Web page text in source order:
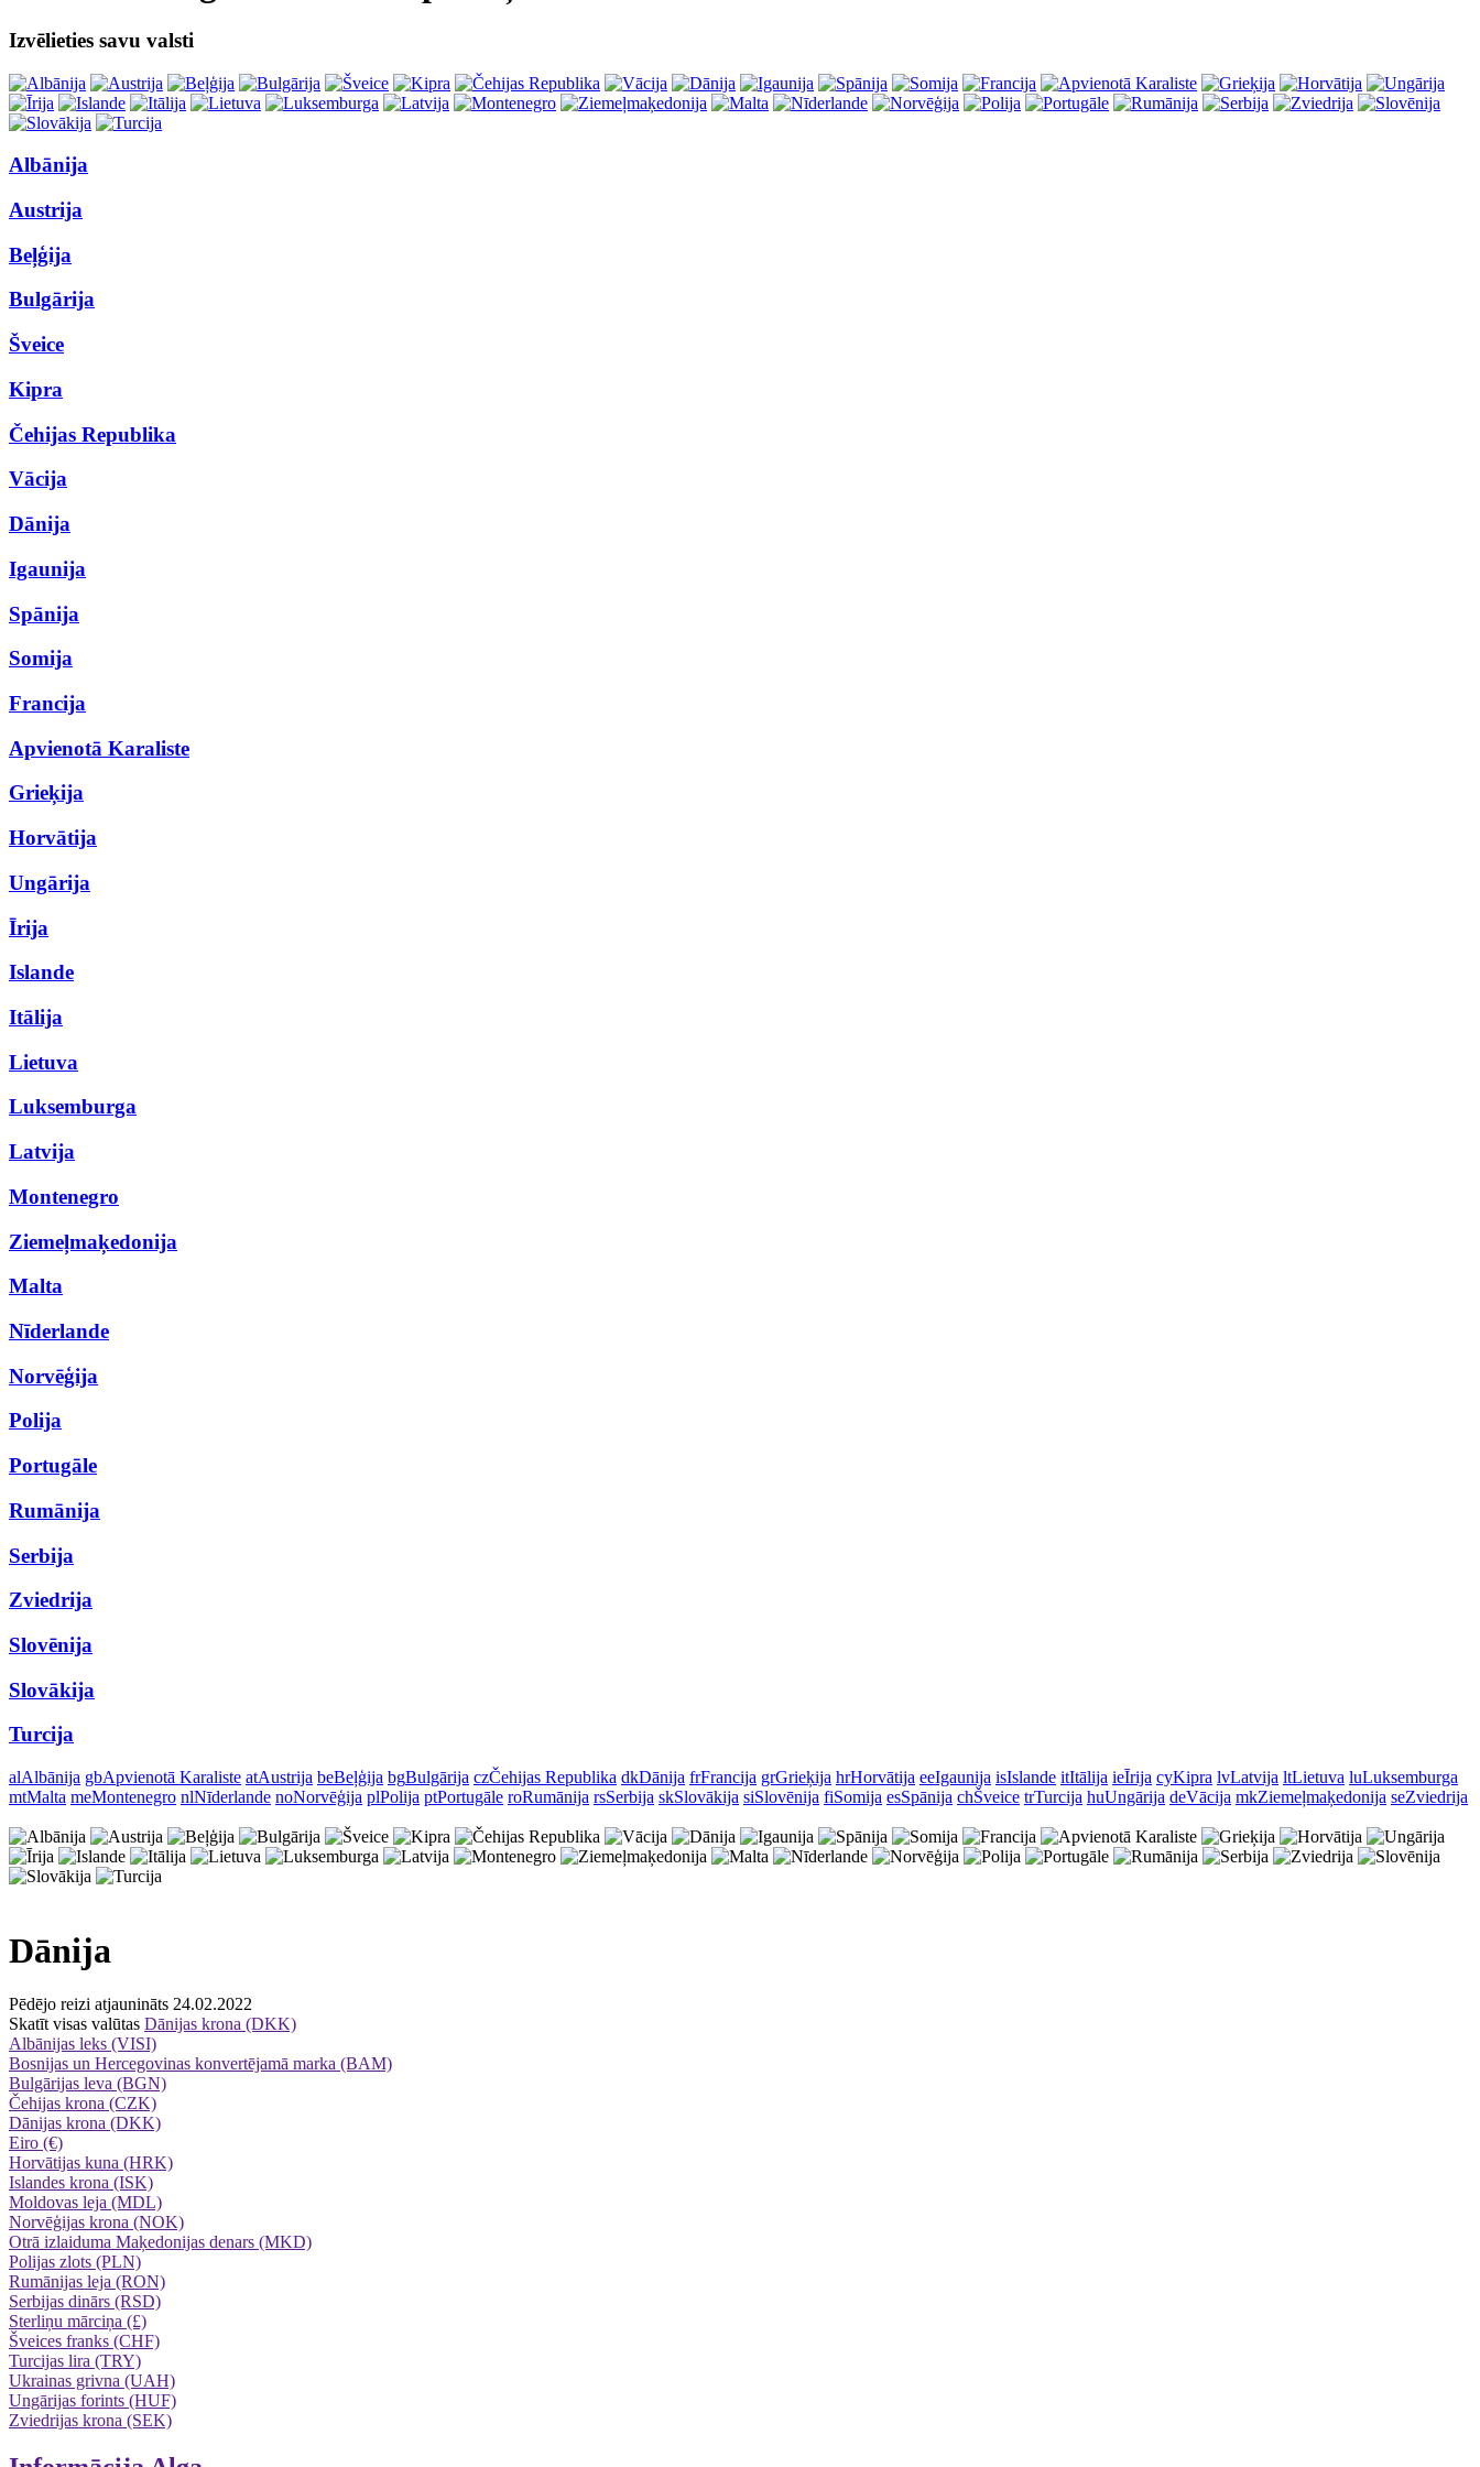
Izvēlieties savu valsti
Albānija
Austrija
Beļģija
Bulgārija
Šveice
Kipra
Čehijas Republika
Vācija
Dānija
Igaunija
Spānija
Somija
Francija
Apvienotā Karaliste
Grieķija
Horvātija
Ungārija
Īrija
Islande
Itālija
Lietuva
Luksemburga
Latvija
Montenegro
Ziemeļmaķedonija
Malta
Nīderlande
Norvēģija
Polija
Portugāle
Rumānija
Serbija
Zviedrija
Slovēnija
Slovākija
Turcija
alAlbānija gbApvienotā Karaliste atAustrija beBeļģija bgBulgārija czČehijas Republika dkDānija frFrancija grGrieķija hrHorvātija eeIgaunija isIslande itItālija ieĪrija cyKipra lvLatvija ltLietuva luLuksemburga
mtMalta meMontenegro nlNīderlande noNorvēģija plPolija ptPortugāle roRumānija rsSerbija skSlovākija siSlovēnija fiSomija esSpānija chŠveice trTurcija huUngārija deVācija mkZiemeļmaķedonija seZviedrija
Dānija
Pēdējo reizi atjaunināts 24.02.2022
Skatīt visas valūtas Dānijas krona (DKK)
Albānijas leks (VISI)
Bosnijas un Hercegovinas konvertējamā marka (BAM)
Bulgārijas leva (BGN)
Čehijas krona (CZK)
Dānijas krona (DKK)
Eiro (€)
Horvātijas kuna (HRK)
Islandes krona (ISK)
Moldovas leja (MDL)
Norvēģijas krona (NOK)
Otrā izlaiduma Maķedonijas denars (MKD)
Polijas zlots (PLN)
Rumānijas leja (RON)
Serbijas dinārs (RSD)
Sterliņu mārciņa (£)
Šveices franks (CHF)
Turcijas lira (TRY)
Ukrainas grivna (UAH)
Ungārijas forints (HUF)
Zviedrijas krona (SEK)